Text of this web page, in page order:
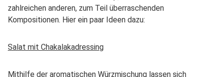
zahlreichen anderen, zum Teil überraschenden
Kompositionen. Hier ein paar Ideen dazu:
Salat mit Chakalakadressing
Mithilfe der aromatischen Würzmischung lassen sich